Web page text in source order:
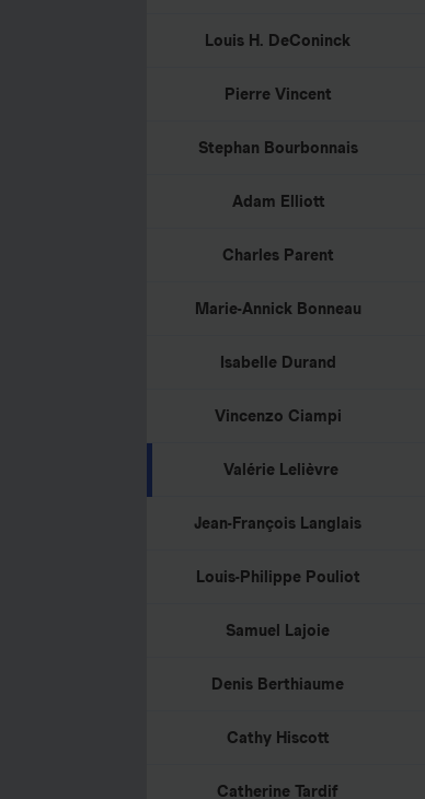
Louis H. DeConinck
Pierre Vincent
Stephan Bourbonnais
Adam Elliott
Charles Parent
Marie-Annick Bonneau
Isabelle Durand
Vincenzo Ciampi
Valérie Lelièvre
Jean-François Langlais
Louis-Philippe Pouliot
Samuel Lajoie
Denis Berthiaume
Cathy Hiscott
Catherine Tardif